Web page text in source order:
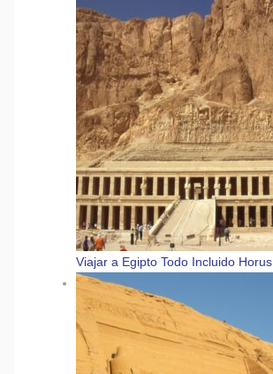
Viajar a Egipto Todo Incluido Horus